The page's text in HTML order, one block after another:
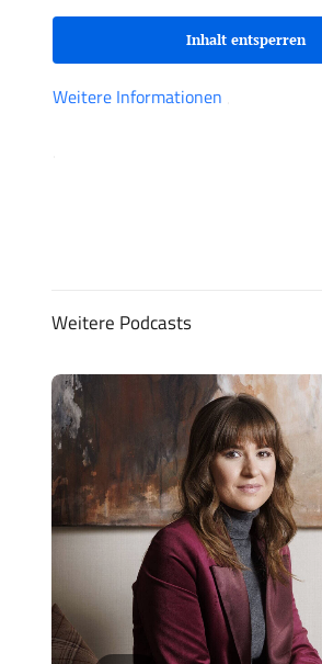
Inhalt entsperren
Weitere Informationen
Weitere Podcasts